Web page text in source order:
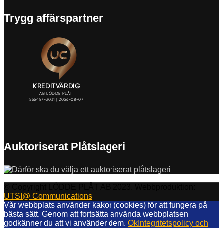
Trygg affärspartner
Auktoriserat Plåtslageri
UTSI@ Communications
Vår webbplats använder kakor (cookies) för att fungera på
bästa sätt. Genom att fortsätta använda webbplatsen
godkänner du att vi använder dem. Ok Integritetspolicy och